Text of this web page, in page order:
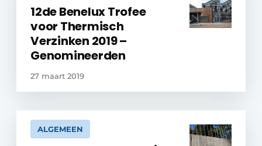
12de Benelux Trofee
voor Thermisch
Verzinken 2019 –
Genomineerden
27 maart 2019
ALGEMEEN